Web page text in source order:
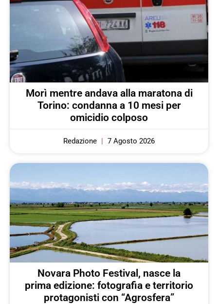
Morì mentre andava alla maratona di
Torino: condanna a 10 mesi per
omicidio colposo
Redazione 7 Agosto 2026
Novara Photo Festival, nasce la
prima edizione: fotografia e territorio
protagonisti con “Agrosfera”